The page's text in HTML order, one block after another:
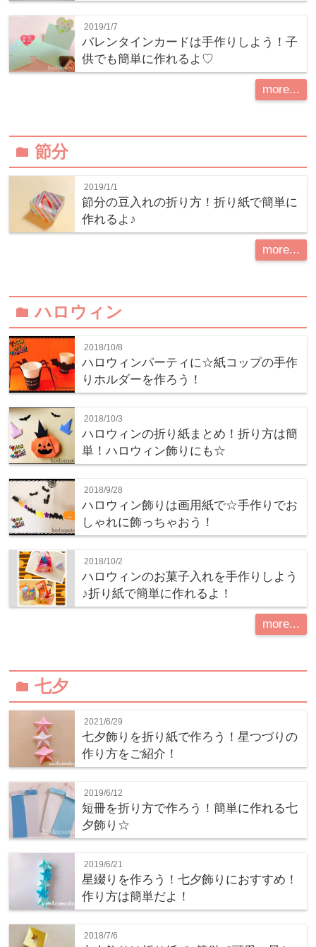
2019/1/7
バレンタインカードは手作りしよう！子
供でも簡単に作れるよ♡
more...
folder節分
2019/1/1
節分の豆入れの折り方！折り紙で簡単に
作れるよ♪
more...
folderハロウィン
2018/10/8
ハロウィンパーティに☆紙コップの手作
りホルダーを作ろう！
2018/10/3
ハロウィンの折り紙まとめ！折り方は簡
単！ハロウィン飾りにも☆
2018/9/28
ハロウィン飾りは画用紙で☆手作りでお
しゃれに飾っちゃおう！
2018/10/2
ハロウィンのお菓子入れを手作りしよう
♪折り紙で簡単に作れるよ！
more...
folder七夕
2021/6/29
七夕飾りを折り紙で作ろう！星つづりの
作り方をご紹介！
2019/6/12
短冊を折り方で作ろう！簡単に作れる七
夕飾り☆
2019/6/21
星綴りを作ろう！七夕飾りにおすすめ！
作り方は簡単だよ！
2018/7/6